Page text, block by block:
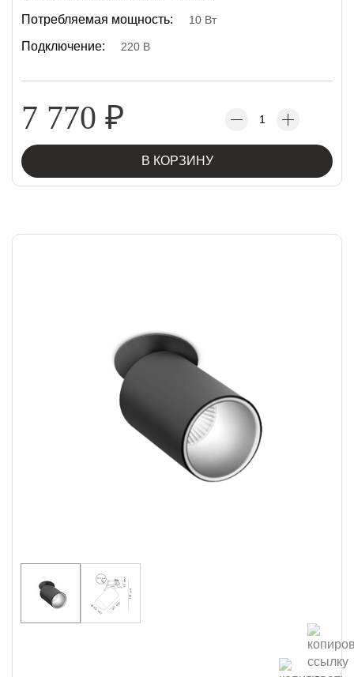
Потребляемая мощность: 10 Вт
Подключение: 220 В
7 770 ₽
В КОРЗИНУ